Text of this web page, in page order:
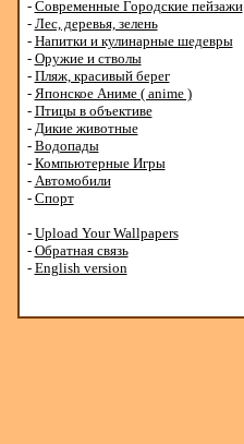
- Современные Городские пейзажи
- Лес, деревья, зелень
- Напитки и кулинарные шедевры
- Оружие и стволы
- Пляж, красивый берег
- Японское Аниме ( anime )
- Птицы в объективе
- Дикие животные
- Водопады
- Компьютерные Игры
- Автомобили
- Спорт
- Upload Your Wallpapers
- Обратная связь
- English version